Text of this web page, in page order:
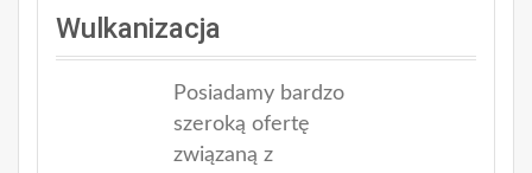
Wulkanizacja
Posiadamy bardzo
szeroką ofertę
związaną z